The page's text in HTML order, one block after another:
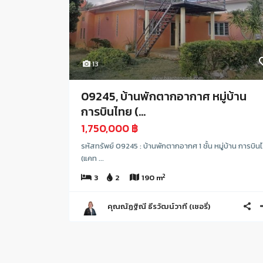
13
09245, บ้านพักตากอากาศ หมู่บ้าน
การบินไทย (...
1,750,000 ฿
รหัสทรัพย์ 09245 : บ้านพักตากอากศ 1 ชั้น หมู่บ้าน การบิน
(แคท ...
3
2 190 m2
คุณณัฏฐิณี ธีรวัฒน์วาที (เชอรี่)